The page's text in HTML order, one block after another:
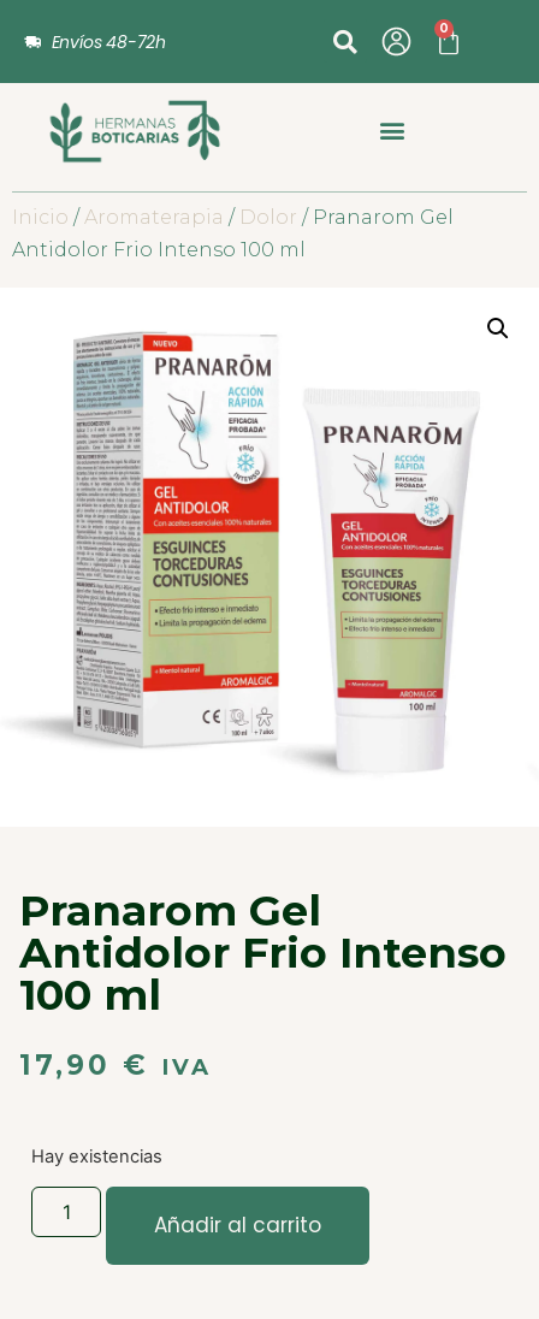
Envíos 48-72h
0
Inicio / Aromaterapia / Dolor / Pranarom Gel
Antidolor Frio Intenso 100 ml
Pranarom Gel
Antidolor Frio Intenso
100 ml
17,90 € IVA
Hay existencias
Añadir al carrito